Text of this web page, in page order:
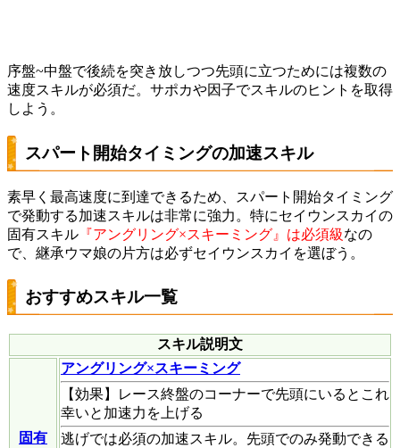
序盤~中盤で後続を突き放しつつ先頭に立つためには複数の
速度スキルが必須だ。サポカや因子でスキルのヒントを取得
しよう。
スパート開始タイミングの加速スキル
素早く最高速度に到達できるため、スパート開始タイミング
で発動する加速スキルは非常に強力。特にセイウンスカイの
固有スキル 『アングリング×スキーミング』は必須級なの
で、継承ウマ娘の片方は必ずセイウンスカイを選ぼう。
おすすめスキル一覧
スキル説明文
固有
アングリング×スキーミング
【効果】レース終盤のコーナーで先頭にいるとこれ
幸いと加速力を上げる
逃げでは必須の加速スキル。先頭でのみ発動できる